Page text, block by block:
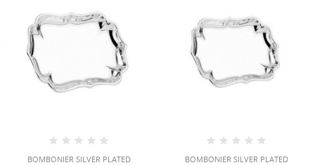
BOMBONIER SILVER PLATED BOMBONIER SILVER PLATED